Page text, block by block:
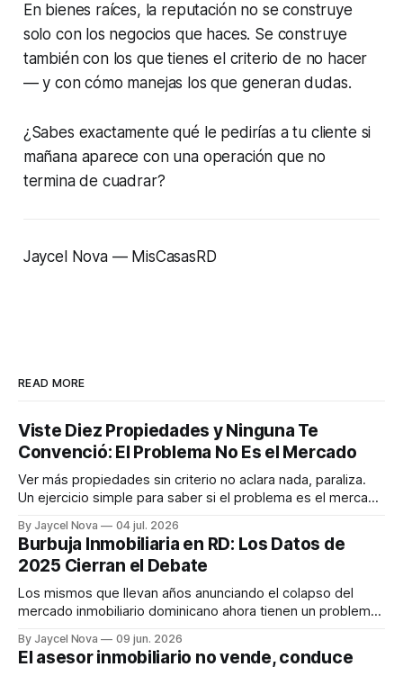
En bienes raíces, la reputación no se construye
solo con los negocios que haces. Se construye
también con los que tienes el criterio de no hacer
— y con cómo manejas los que generan dudas.
¿Sabes exactamente qué le pedirías a tu cliente si
mañana aparece con una operación que no
termina de cuadrar?
Jaycel Nova — MisCasasRD
READ MORE
Viste Diez Propiedades y Ninguna Te
Convenció: El Problema No Es el Mercado
Ver más propiedades sin criterio no aclara nada, paraliza.
Un ejercicio simple para saber si el problema es el mercado
By Jaycel Nova 04 jul. 2026
Burbuja Inmobiliaria en RD: Los Datos de
2025 Cierran el Debate
Los mismos que llevan años anunciando el colapso del
mercado inmobiliario dominicano ahora tienen un problema:
By Jaycel Nova 09 jun. 2026
El asesor inmobiliario no vende, conduce